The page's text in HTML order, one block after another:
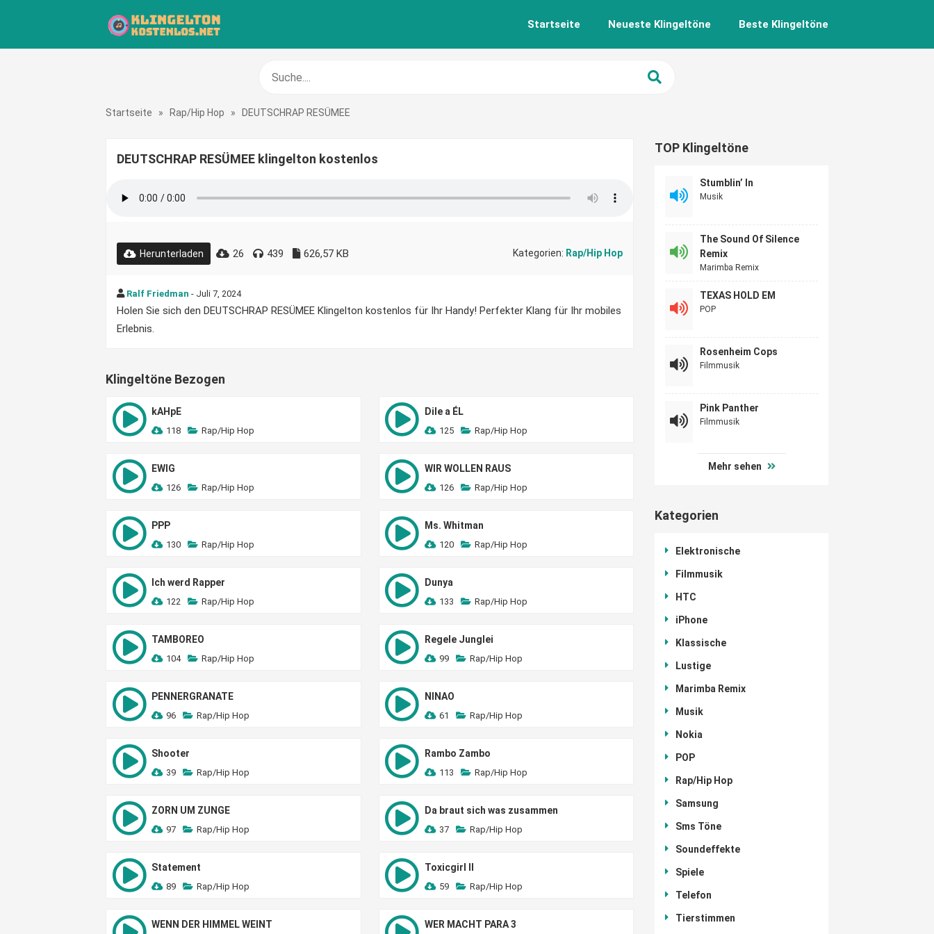
Startseite Neueste Klingeltöne Beste Klingeltöne
Startseite » Rap/Hip Hop » DEUTSCHRAP RESÜMEE
DEUTSCHRAP RESÜMEE klingelton kostenlos
Herunterladen 26 439 626,57 KB Kategorien: Rap/Hip Hop
Ralf Friedman - Juli 7, 2024
Holen Sie sich den DEUTSCHRAP RESÜMEE Klingelton kostenlos für Ihr Handy! Perfekter Klang für Ihr mobiles
Erlebnis.
Klingeltöne Bezogen
kAHpE
118 Rap/Hip Hop
Dile a ÉL
125 Rap/Hip Hop
EWIG
126 Rap/Hip Hop
WIR WOLLEN RAUS
126 Rap/Hip Hop
PPP
130 Rap/Hip Hop
Ms. Whitman
120 Rap/Hip Hop
Ich werd Rapper
122 Rap/Hip Hop
Dunya
133 Rap/Hip Hop
TAMBOREO
104 Rap/Hip Hop
Regele Junglei
99 Rap/Hip Hop
PENNERGRANATE
96 Rap/Hip Hop
NINAO
61 Rap/Hip Hop
Shooter
39 Rap/Hip Hop
Rambo Zambo
113 Rap/Hip Hop
ZORN UM ZUNGE
97 Rap/Hip Hop
Da braut sich was zusammen
37 Rap/Hip Hop
Statement
89 Rap/Hip Hop
Toxicgirl II
59 Rap/Hip Hop
WENN DER HIMMEL WEINT WER MACHT PARA 3
TOP Klingeltöne
Stumblin’ In
Musik
The Sound Of Silence
Remix
Marimba Remix
TEXAS HOLD EM
POP
Rosenheim Cops
Filmmusik
Pink Panther
Filmmusik
Mehr sehen
Kategorien
Elektronische
Filmmusik
HTC
iPhone
Klassische
Lustige
Marimba Remix
Musik
Nokia
POP
Rap/Hip Hop
Samsung
Sms Töne
Soundeffekte
Spiele
Telefon
Tierstimmen